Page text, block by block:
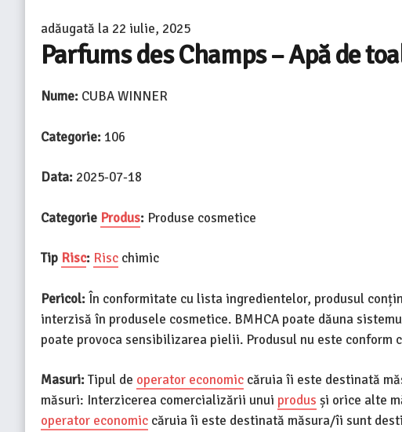
adăugată la 22 iulie, 2025
Parfums des Champs – Apă de
Nume: CUBA WINNER
Categorie: 106
Data: 2025-07-18
Categorie Produs: Produse cosmetice
Tip Risc: Risc chimic
Pericol: În conformitate cu lista ingredientelor, produsul
interzisă în produsele cosmetice. BMHCA poate dăuna
poate provoca sensibilizarea pielii. Produsul nu este conform
Masuri:Tipul de operator economic căruia îi este destinată
măsuri: Interzicerea comercializării unui produs și orice alte
operator economic căruia îi este destinată măsura/îi sunt